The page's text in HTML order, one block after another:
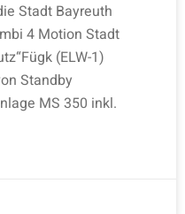
Stadt Bayreuth
4 Motion Stadt
(ELW-1)
Standby
MS 350 inkl.